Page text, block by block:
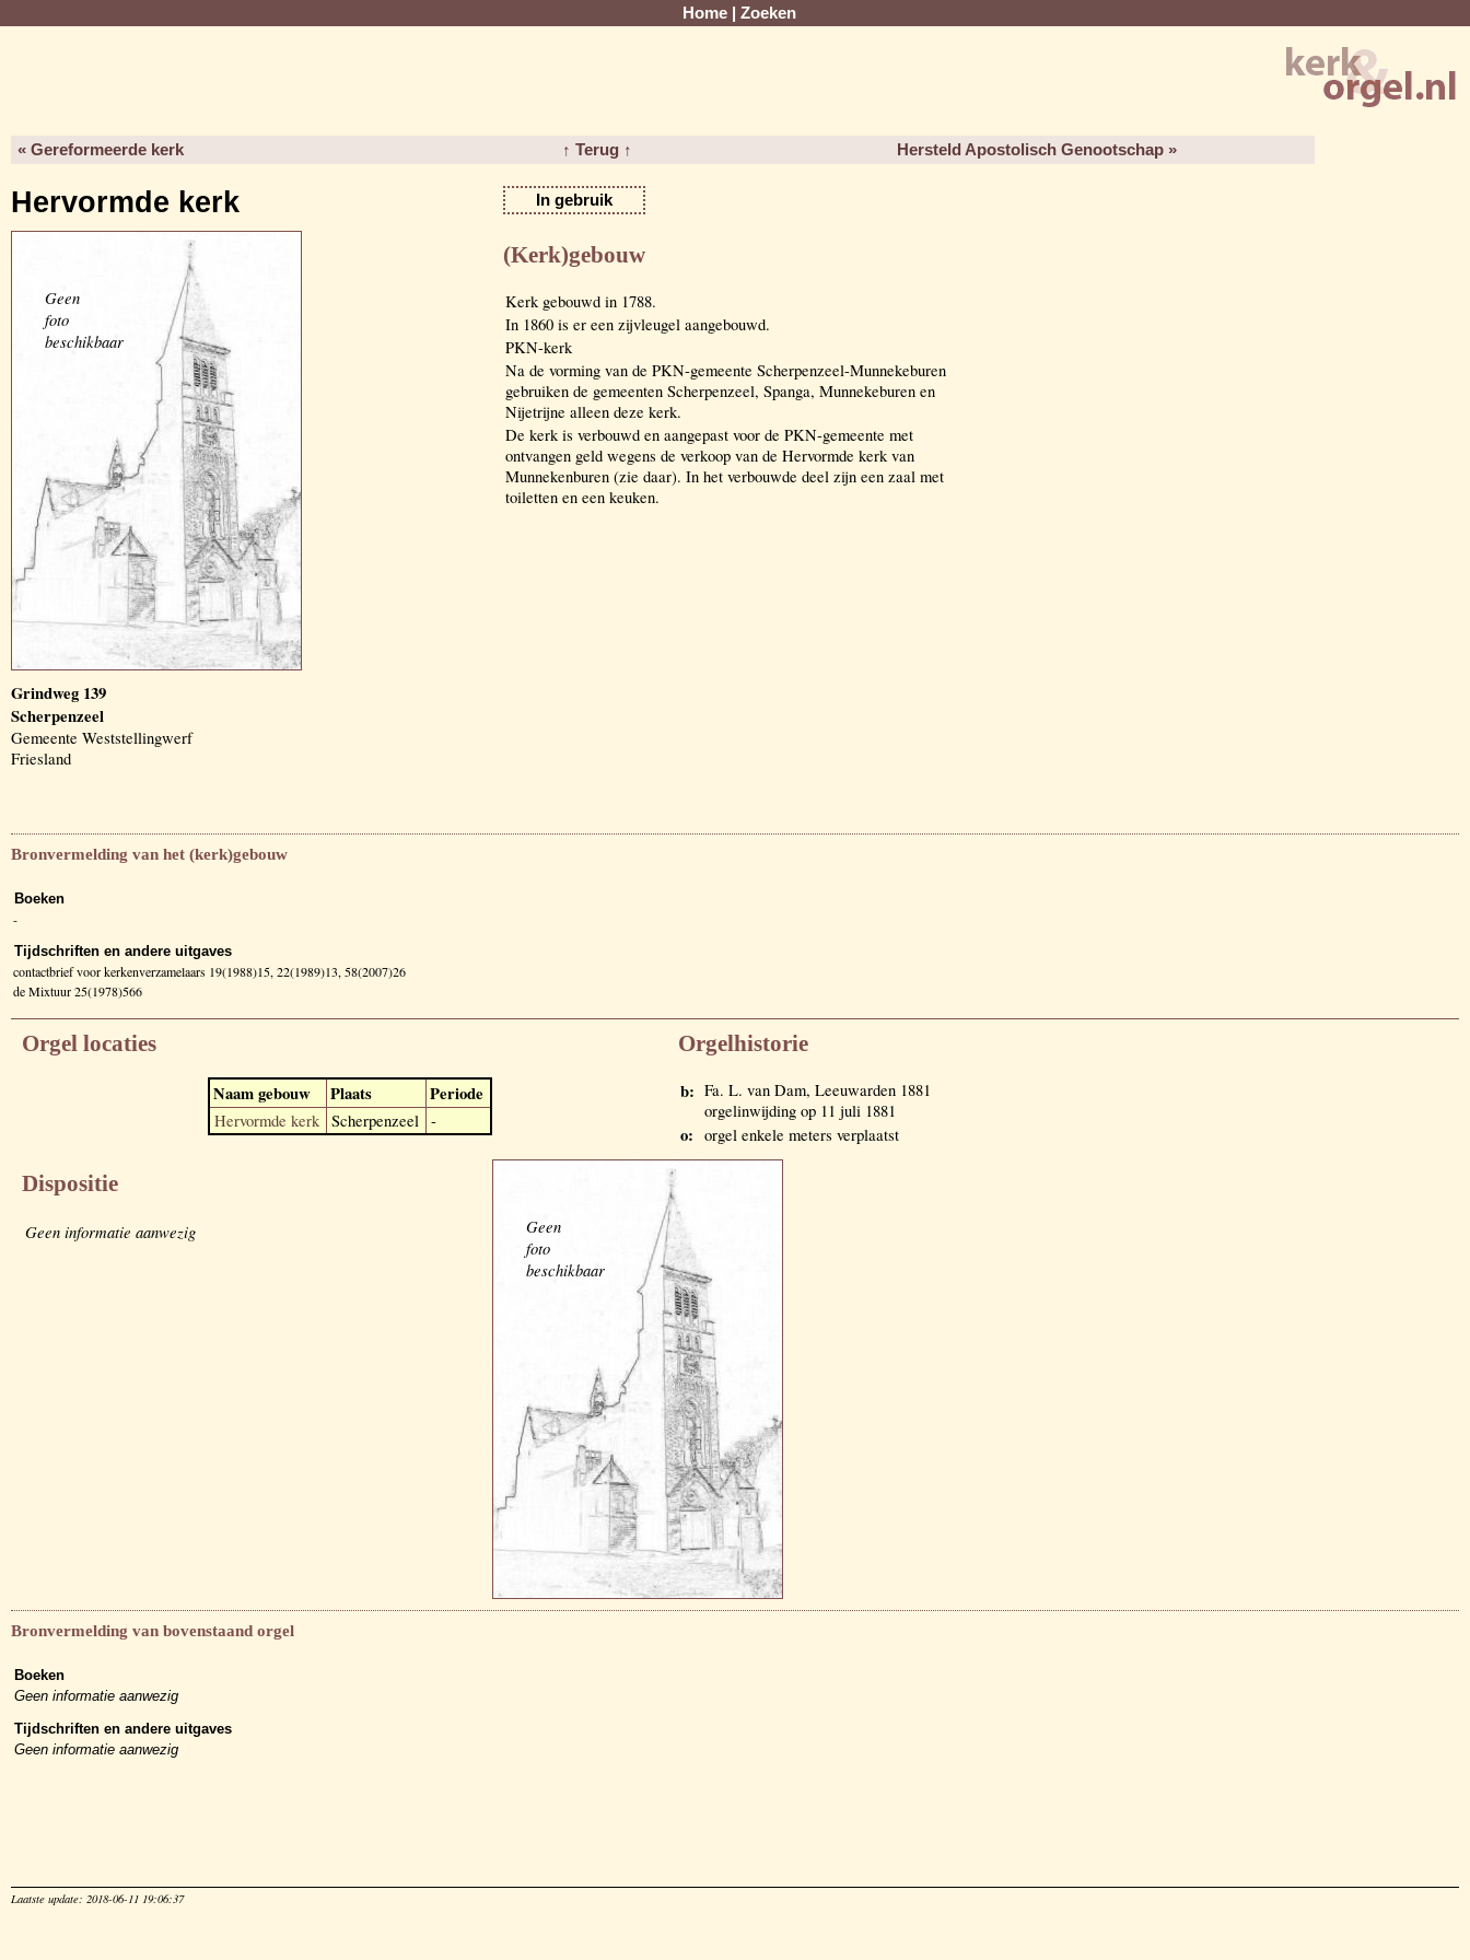
Home Zoeken
« Gereformeerde kerk ↑ Terug ↑ Hersteld Apostolisch Genootschap »
Hervormde kerk In gebruik
Geen
foto
beschikbaar
Grindweg 139
Scherpenzeel
Gemeente Weststellingwerf
Friesland
(Kerk)gebouw
Kerk gebouwd in 1788.
In 1860 is er een zijvleugel aangebouwd.
PKN-kerk
Na de vorming van de PKN-gemeente Scherpenzeel-Munnekeburen
gebruiken de gemeenten Scherpenzeel, Spanga, Munnekeburen en
Nijetrijne alleen deze kerk.
De kerk is verbouwd en aangepast voor de PKN-gemeente met
ontvangen geld wegens de verkoop van de Hervormde kerk van
Munnekenburen (zie daar). In het verbouwde deel zijn een zaal met
toiletten en een keuken.
Bronvermelding van het (kerk)gebouw
Boeken
-
Tijdschriften en andere uitgaves
contactbrief voor kerkenverzamelaars 19(1988)15, 22(1989)13, 58(2007)26
de Mixtuur 25(1978)566
Orgel locaties
Naam gebouw Plaats Periode
Hervormde kerk Scherpenzeel -
Orgelhistorie
b: Fa. L. van Dam, Leeuwarden 1881
orgelinwijding op 11 juli 1881
o: orgel enkele meters verplaatst
Dispositie
Geen informatie aanwezig
Geen
foto
beschikbaar
Bronvermelding van bovenstaand orgel
Boeken
Geen informatie aanwezig
Tijdschriften en andere uitgaves
Geen informatie aanwezig
Laatste update: 2018-06-11 19:06:37